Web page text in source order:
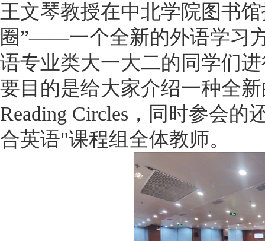
王文琴教授在中北学院图书
圈”——一个全新的外语学习
语专业类大一大二的同学们
要目的是给大家介绍一种全
Reading Circles，同时参会
合英语"课程组全体教师。